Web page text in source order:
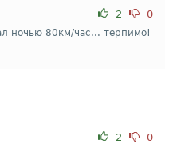
2 0
ночью 80км/час... терпимо!
2 0